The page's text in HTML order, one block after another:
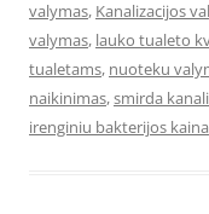
valymas, Kanalizacijos
valymas, lauko tualeto
tualetams, nuoteku
naikinimas,smirda
irenginiu bakterijos kaina